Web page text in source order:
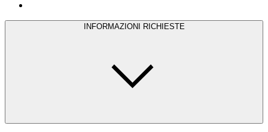
INFORMAZIONI RICHIESTE